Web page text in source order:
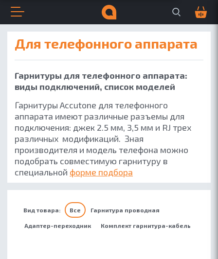
Открыть меню
Поиск по сайту
Всплывающее меню
Навигация по сайту
Закрыть меню
для телефонного аппарата
Гарнитуры для телефонного аппарата:
виды подключений, список моделей
Гарнитуры Accutone для телефонного
аппарата имеют различные разъемы для
подключения: джек 2.5 мм, 3,5 мм и RJ трех
различных модификаций. Зная
производителя и модель телефона можно
подобрать совместимую гарнитуру в
специальной форме подбора
Вид товара: Все Гарнитура проводная
Адаптер-переходник Комплект гарнитура-кабель